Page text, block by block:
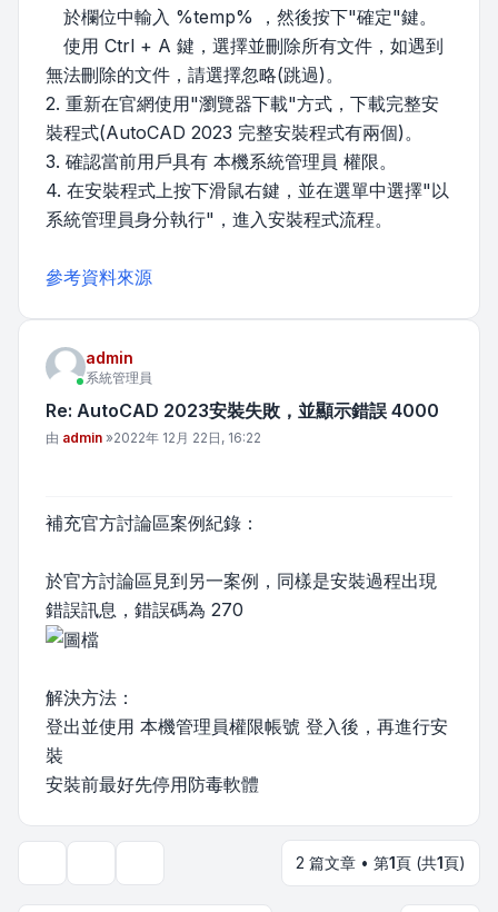
於欄位中輸入 %temp% ，然後按下"確定"鍵。
使用 Ctrl + A 鍵，選擇並刪除所有文件，如遇到
無法刪除的文件，請選擇忽略(跳過)。
2. 重新在官網使用"瀏覽器下載"方式，下載完整安
裝程式(AutoCAD 2023 完整安裝程式有兩個)。
3. 確認當前用戶具有 本機系統管理員 權限。
4. 在安裝程式上按下滑鼠右鍵，並在選單中選擇"以
系統管理員身分執行"，進入安裝程式流程。
參考資料來源
admin
系統管理員
Re: AutoCAD 2023安裝失敗，並顯示錯誤 4000
文章
由 admin »2022年 12月 22日, 16:22
補充官方討論區案例紀錄：
於官方討論區見到另一案例，同樣是安裝過程出現
錯誤訊息，錯誤碼為 270
解決方法：
登出並使用 本機管理員權限帳號 登入後，再進行安
裝
安裝前最好先停用防毒軟體
2 篇文章 • 第1頁 (共1頁)